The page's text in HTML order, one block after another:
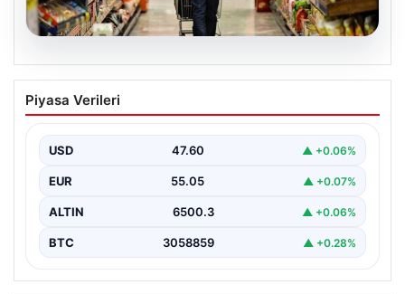
05.08.2026
Nisan Ayı Enflasyon Rakamları Ne
Zaman Açıklanacak? Ekonomistlerin
Türkiye İstatistik Kurumu (TÜİK) tarafından açıklanacak
Piyasa Verileri
USD 47.60 ▲ +0.06%
EUR 55.05 ▲ +0.07%
ALTIN 6500.3 ▲ +0.06%
BTC 3058859 ▲ +0.28%